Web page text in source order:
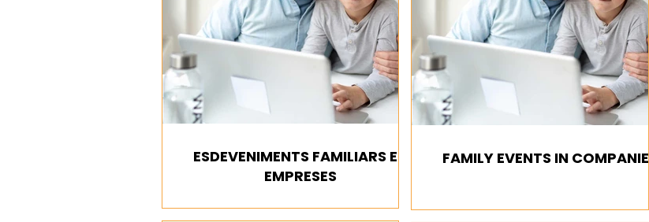
ESDEVENIMENTS FAMILIARS EN
EMPRESES
FAMILY EVENTS IN COMPANIES